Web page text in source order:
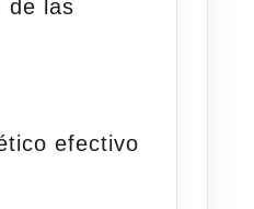
de las
efectivo